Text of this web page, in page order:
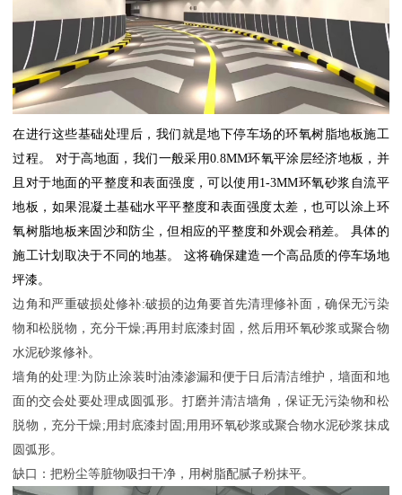
在进行这些基础处理后，我们就是地下停车场的环氧树脂地板施工
过程。
对于高地面，我们一般采用0.8MM环氧平涂层经济地板，并
且对于地面的平整度和表面强度，可以使用 1-3MM环氧砂浆自流平
地板，如果混凝土基础水平平整度和表面强度太差，也可以涂上环
氧树脂地板来固沙和防尘，但相应的平整度和外观会稍差。
具体的
施工计划取决于不同的地基。
这将确保建造一个高品质的停车场地
坪漆。
边角和严重破损处修补:破损的边角要首先清理修补面，确保无污染
物和松脱物，充分干燥 ;再用封底漆封固，然后用环氧砂浆或聚合物
水泥砂浆修补。
墙角的处理:为防止涂装时油漆渗漏和便于日后清洁维护，墙面和地
面的交会处要处理成圆弧形。打磨并清洁墙角，保证无污染物和松
脱物，充分干燥 ;用封底漆封固 ;用用环氧砂浆或聚合物水泥砂浆抹成
圆弧形。
缺口：把粉尘等脏物吸扫干净，用树脂配腻子粉抹平。